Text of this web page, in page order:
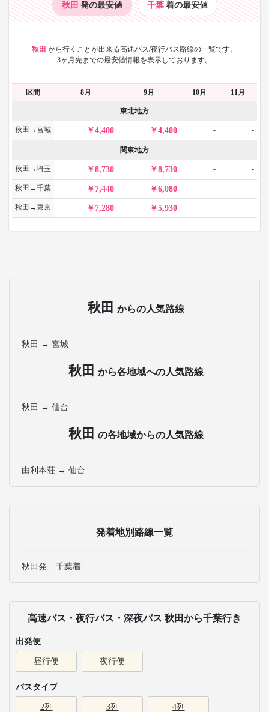
秋田 発の最安値 千葉 着の最安値
秋田 から行くことが出来る高速バス/夜行バス路線の一覧です。
3ヶ月先までの最安値情報を表示しております。
区間 8月 9月 10月 11月
東北地方
秋田→宮城 4,400 4,400 - -
関東地方
秋田→埼玉 8,730 8,730 - -
秋田→千葉 7,440 6,080 - -
秋田→東京 7,280 5,930 - -
秋田 からの人気路線
秋田 → 宮城
秋田 から各地域への人気路線
秋田 → 仙台
秋田 の各地域からの人気路線
由利本荘 → 仙台
発着地別路線一覧
秋田発 千葉着
高速バス・夜行バス・深夜バス 秋田から千葉行き
出発便
昼行便 夜行便
バスタイプ
2列 3列 4列